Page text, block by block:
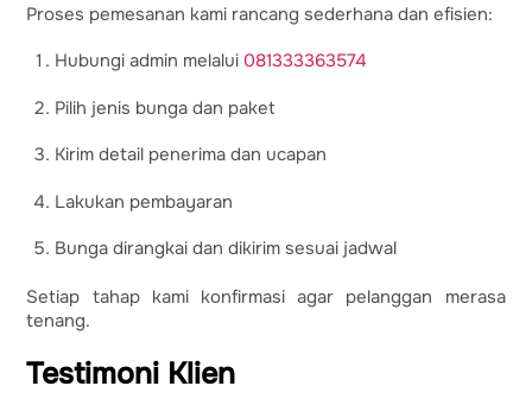
Proses pemesanan kami rancang sederhana dan efisien:
Hubungi admin melalui081333363574
Pilih jenis bunga dan paket
Kirim detail penerima dan ucapan
Lakukan pembayaran
Bunga dirangkai dan dikirim sesuai jadwal
Setiap tahap kami konfirmasi agar pelanggan merasa
tenang.
Testimoni Klien